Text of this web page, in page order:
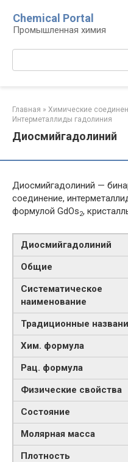
контенту
Chemical Portal
Промышленная химия
Главная » Химические
Интерметаллиды гадолиния‎
Диосмийгадолиний
Диосмийгадолиний —
соединение,
формулой GdOs2,
Диосмийгадолиний
Общие
Систематическое
наименование
Традиционные
Хим. формула
Рац. формула
Физические свойства
Состояние
Молярная масса
Плотность